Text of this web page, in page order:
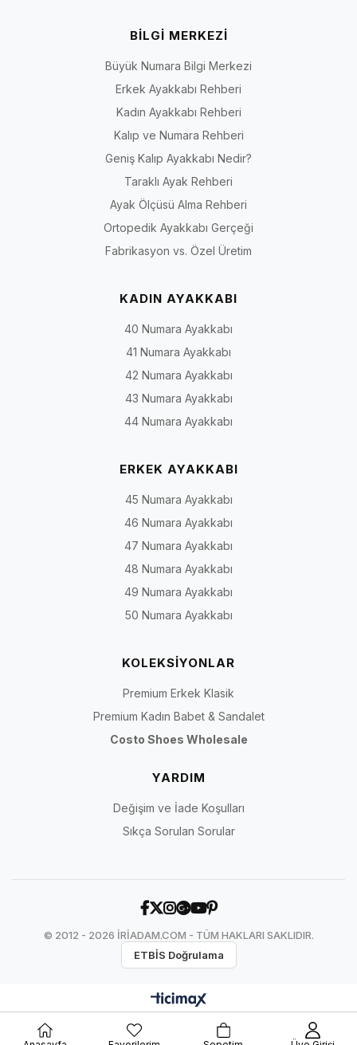
BİLGİ MERKEZİ
Büyük Numara Bilgi Merkezi
Erkek Ayakkabı Rehberi
Kadın Ayakkabı Rehberi
Kalıp ve Numara Rehberi
Geniş Kalıp Ayakkabı Nedir?
Taraklı Ayak Rehberi
Ayak Ölçüsü Alma Rehberi
Ortopedik Ayakkabı Gerçeği
Fabrikasyon vs. Özel Üretim
KADIN AYAKKABI
40 Numara Ayakkabı
41 Numara Ayakkabı
42 Numara Ayakkabı
43 Numara Ayakkabı
44 Numara Ayakkabı
ERKEK AYAKKABI
45 Numara Ayakkabı
46 Numara Ayakkabı
47 Numara Ayakkabı
48 Numara Ayakkabı
49 Numara Ayakkabı
50 Numara Ayakkabı
KOLEKSİYONLAR
Premium Erkek Klasik
Premium Kadın Babet & Sandalet
Costo Shoes Wholesale
YARDIM
Değişim ve İade Koşulları
Sıkça Sorulan Sorular
© 2012 - 2026 İRİADAM.COM - TÜM HAKLARI SAKLIDIR.
ETBİS Doğrulama